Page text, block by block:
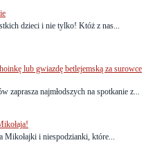
dzieci i nie tylko! Któż z nas...
lub gwiazdę betlejemską za surowce
zaprasza najmłodszych na spotkanie z...
Mikołajki i niespodzianki, które...